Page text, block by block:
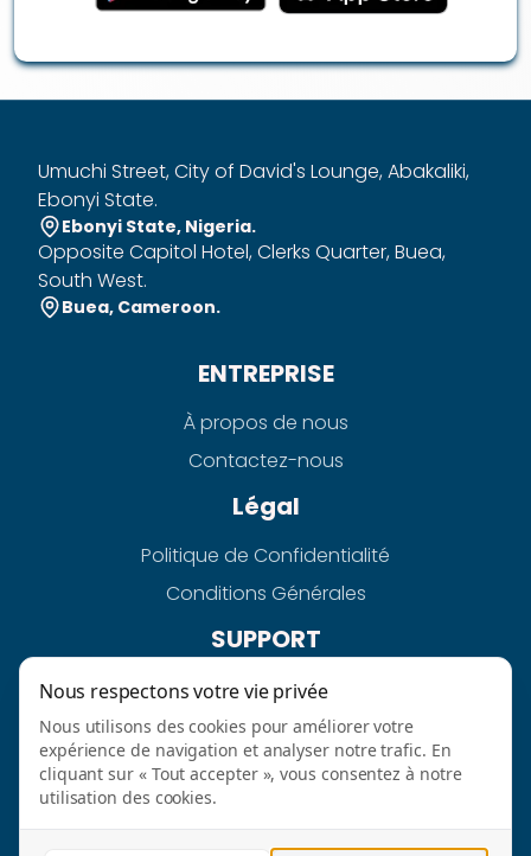
Umuchi Street, City of David's Lounge, Abakaliki,
Ebonyi State.
Ebonyi State, Nigeria.
Opposite Capitol Hotel, Clerks Quarter, Buea,
South West.
Buea, Cameroon.
ENTREPRISE
À propos de nous
Contactez-nous
Légal
Politique de Confidentialité
Conditions Générales
SUPPORT
Aide
FAQ
AURAHPAY-QUICKGRAB LTD @2026 TOUS DROITS
Nous respectons votre vie privée
Nous utilisons des cookies pour améliorer votre
expérience de navigation et analyser notre trafic. En
cliquant sur « Tout accepter », vous consentez à notre
utilisation des cookies.